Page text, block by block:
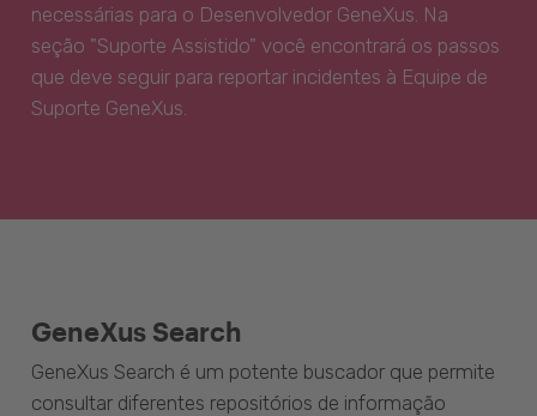
necessárias para o Desenvolvedor GeneXus. Na
seção "Suporte Assistido" você encontrará os passos
que deve seguir para reportar incidentes à Equipe de
Suporte GeneXus.
GeneXus Search
GeneXus Search é um potente buscador que permite
consultar diferentes repositórios de informação